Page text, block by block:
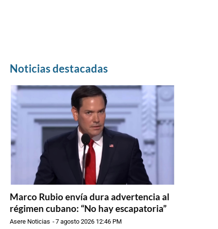
Noticias destacadas
Marco Rubio envía dura advertencia al
régimen cubano: “No hay escapatoria”
Asere Noticias -7 agosto 2026 12:46 PM